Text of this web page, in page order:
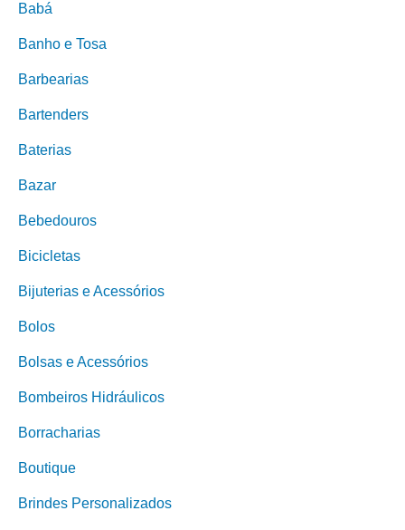
Babá
Banho e Tosa
Barbearias
Bartenders
Baterias
Bazar
Bebedouros
Bicicletas
Bijuterias e Acessórios
Bolos
Bolsas e Acessórios
Bombeiros Hidráulicos
Borracharias
Boutique
Brindes Personalizados